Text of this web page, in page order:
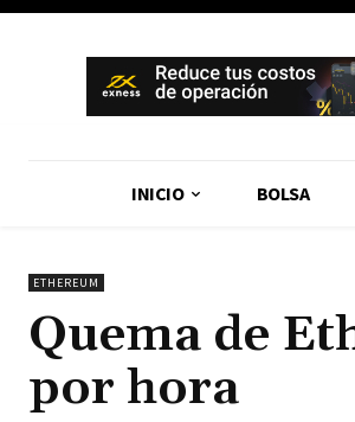
INICIO BOLSA
ETHEREUM
Quema de
por hora